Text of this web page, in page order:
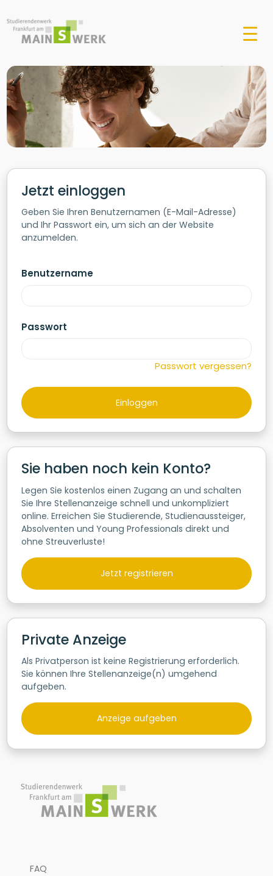
Jetzt einloggen
Geben Sie Ihren Benutzernamen (E-Mail-Adresse)
und Ihr Passwort ein, um sich an der Website
anzumelden.
Benutzername
Passwort
Passwort vergessen?
Sie haben noch kein Konto?
Legen Sie kostenlos einen Zugang an und schalten
Sie Ihre Stellenanzeige schnell und unkompliziert
online. Erreichen Sie Studierende, Studienaussteiger,
Absolventen und Young Professionals direkt und
ohne Streuverluste!
Jetzt registrieren
Private Anzeige
Als Privatperson ist keine Registrierung erforderlich.
Sie können Ihre Stellenanzeige(n) umgehend
aufgeben.
Anzeige aufgeben
FAQ